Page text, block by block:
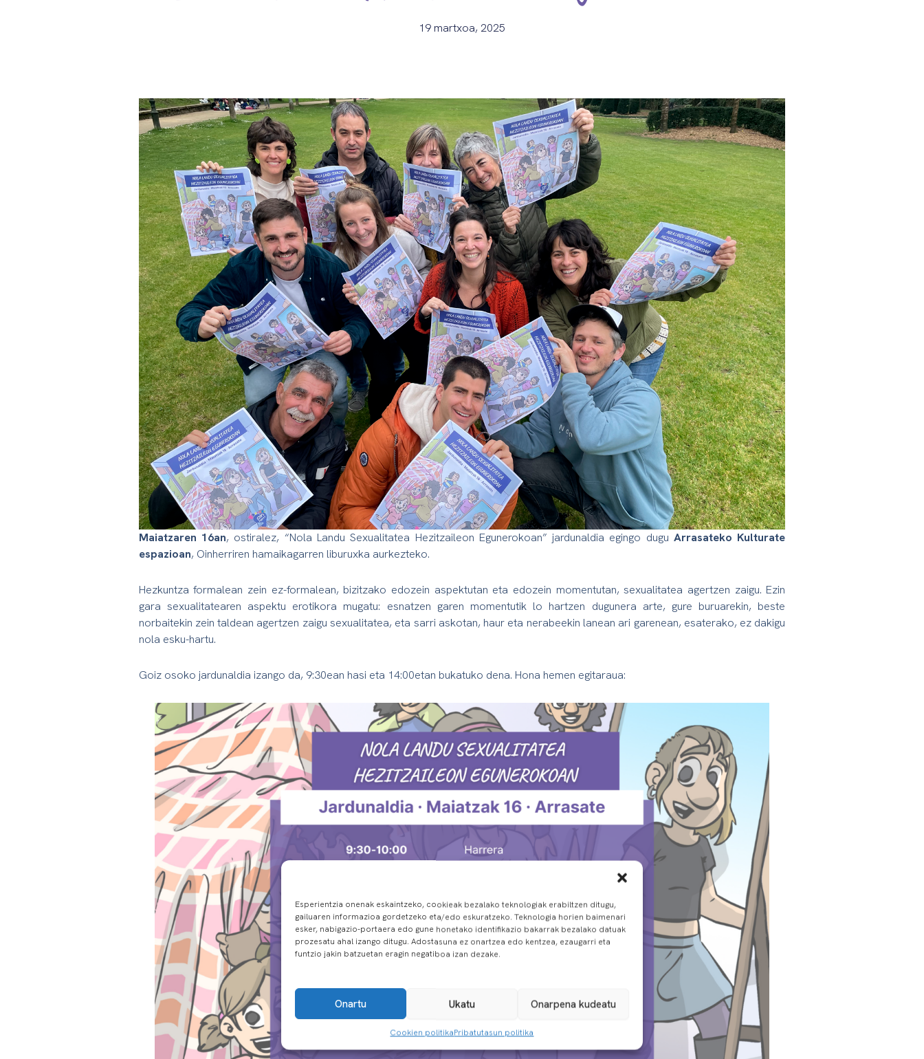
Esperientzia onenak eskaintzeko, cookieak bezalako teknologiak erabiltzen ditugu,
gailuaren informazioa gordetzeko eta/edo eskuratzeko. Teknologia horien baimenari
esker, nabigazio-portaera edo gune honetako identifikazio bakarrak bezalako datuak
prozesatu ahal izango ditugu. Adostasuna ez onartzea edo kentzea, ezaugarri eta
funtzio jakin batzuetan eragin negatiboa izan dezake.
Onartu Ukatu Onarpena kudeatu
Cookien politikaPribatutasun politika
19 martxoa, 2025
Maiatzaren 16an, ostiralez, “Nola Landu Sexualitatea Hezitzaileon Egunerokoan” jardunaldia egingo duguArrasateko Kulturate
espazioan, Oinherriren hamaikagarren liburuxka aurkezteko.
Hezkuntza formalean zein ez-formalean, bizitzako edozein aspektutan eta edozein momentutan, sexualitatea agertzen zaigu. Ezin
gara sexualitatearen aspektu erotikora mugatu: esnatzen garen momentutik lo hartzen dugunera arte, gure buruarekin, beste
norbaitekin zein taldean agertzen zaigu sexualitatea, eta sarri askotan, haur eta nerabeekin lanean ari garenean, esaterako, ez dakigu
nola esku-hartu.
Goiz osoko jardunaldia izango da, 9:30ean hasi eta 14:00etan bukatuko dena. Hona hemen egitaraua: